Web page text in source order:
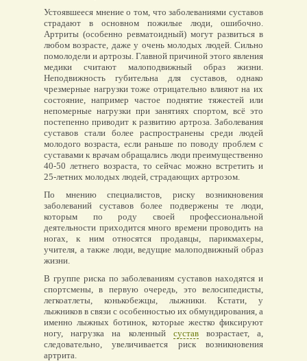
Устоявшееся мнение о том, что заболеваниями суставов
страдают в основном пожилые люди, ошибочно.
Артриты (особенно ревматоидный) могут развиться в
любом возрасте, даже у очень молодых людей. Сильно
помолодели и артрозы. Главной причиной этого явления
медики считают малоподвижный образ жизни.
Неподвижность губительна для суставов, однако
чрезмерные нагрузки тоже отрицательно влияют на их
состояние, например частое поднятие тяжестей или
непомерные нагрузки при занятиях спортом, всё это
постепенно приводит к развитию артроза. Заболевания
суставов стали более распространены среди людей
молодого возраста, если раньше по поводу проблем с
суставами к врачам обращались люди преимущественно
40-50 летнего возраста, то сейчас можно встретить и
25-летних молодых людей, страдающих артрозом.
По мнению специалистов, риску возникновения
заболеваний суставов более подвержены те люди,
которым по роду своей профессиональной
деятельности приходится много времени проводить на
ногах, к ним относятся продавцы, парикмахеры,
учителя, а также люди, ведущие малоподвижный образ
жизни.
В группе риска по заболеваниям суставов находятся и
спортсмены, в первую очередь, это велосипедисты,
легкоатлеты, конькобежцы, лыжники. Кстати, у
лыжников в связи с особенностью их обмундирования, а
именно лыжных ботинок, которые жестко фиксируют
ногу, нагрузка на коленный суставвозрастает, а,
следовательно, увеличивается риск возникновения
артрита.